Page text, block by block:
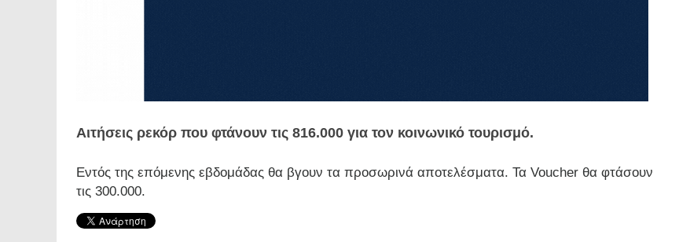
Αιτήσεις ρεκόρ που φτάνουν τις 816.000 για τον κοινωνικό τουρισμό.
Εντός της επόμενης εβδομάδας θα βγουν τα προσωρινά αποτελέσματα. Τα Voucher θα φτάσουν
τις 300.000.